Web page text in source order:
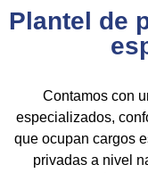
Plantel de
Contamos con
especializados,
que ocupan cargos
privadas a nivel